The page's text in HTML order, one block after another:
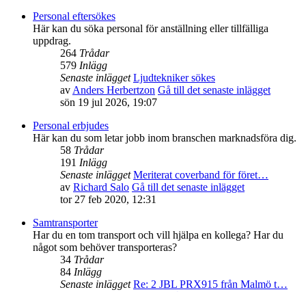
Personal eftersökes
Här kan du söka personal för anställning eller tillfälliga
uppdrag.
264 Trådar
579 Inlägg
Senaste inlägget Ljudtekniker sökes
avAnders Herbertzon Gå till det senaste inlägget
sön 19 jul 2026, 19:07
Personal erbjudes
Här kan du som letar jobb inom branschen marknadsföra dig.
58 Trådar
191 Inlägg
Senaste inlägget Meriterat coverband för föret…
av Richard Salo Gå till det senaste inlägget
tor 27 feb 2020, 12:31
Samtransporter
Har du en tom transport och vill hjälpa en kollega? Har du
något som behöver transporteras?
34 Trådar
84 Inlägg
Senaste inlägget Re: 2 JBL PRX915 från Malmö t…